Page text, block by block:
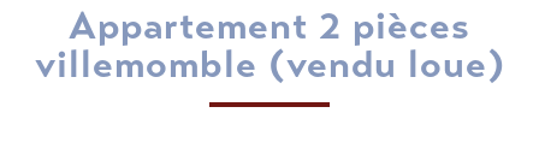
appartement 2 pièces
villemomble (vendu loue)